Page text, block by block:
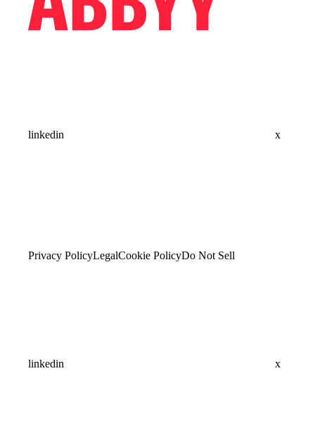
linkedin x
Privacy PolicyLegalCookie PolicyDo Not Sell
linkedin x